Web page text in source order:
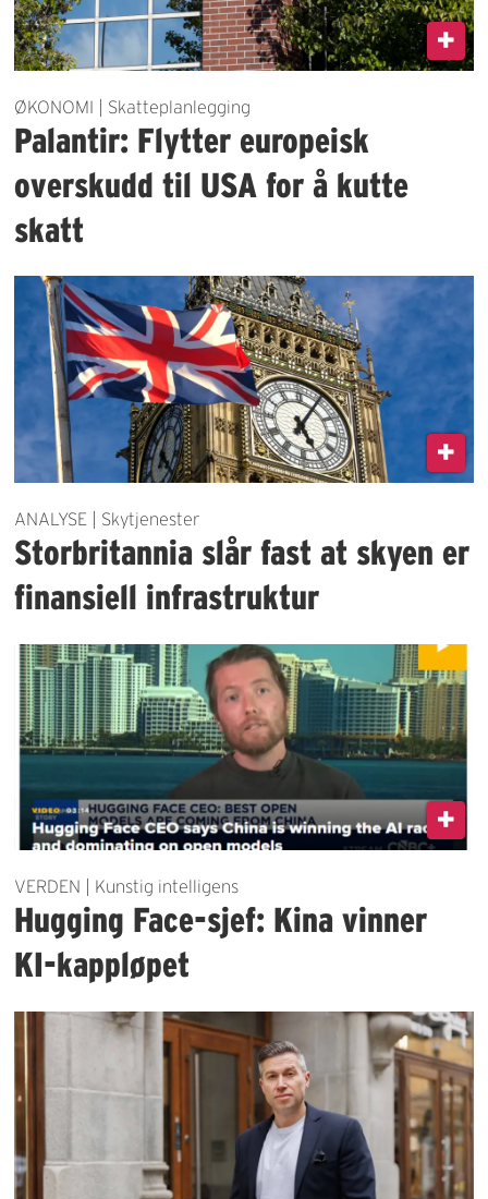
ØKONOMI | Skatteplanlegging
Palantir: Flytter europeisk
overskudd til USA for å kutte
skatt
ANALYSE | Skytjenester
Storbritannia slår fast at skyen er
finansiell infrastruktur
VERDEN | Kunstig intelligens
Hugging Face-sjef: Kina vinner
KI-kappløpet